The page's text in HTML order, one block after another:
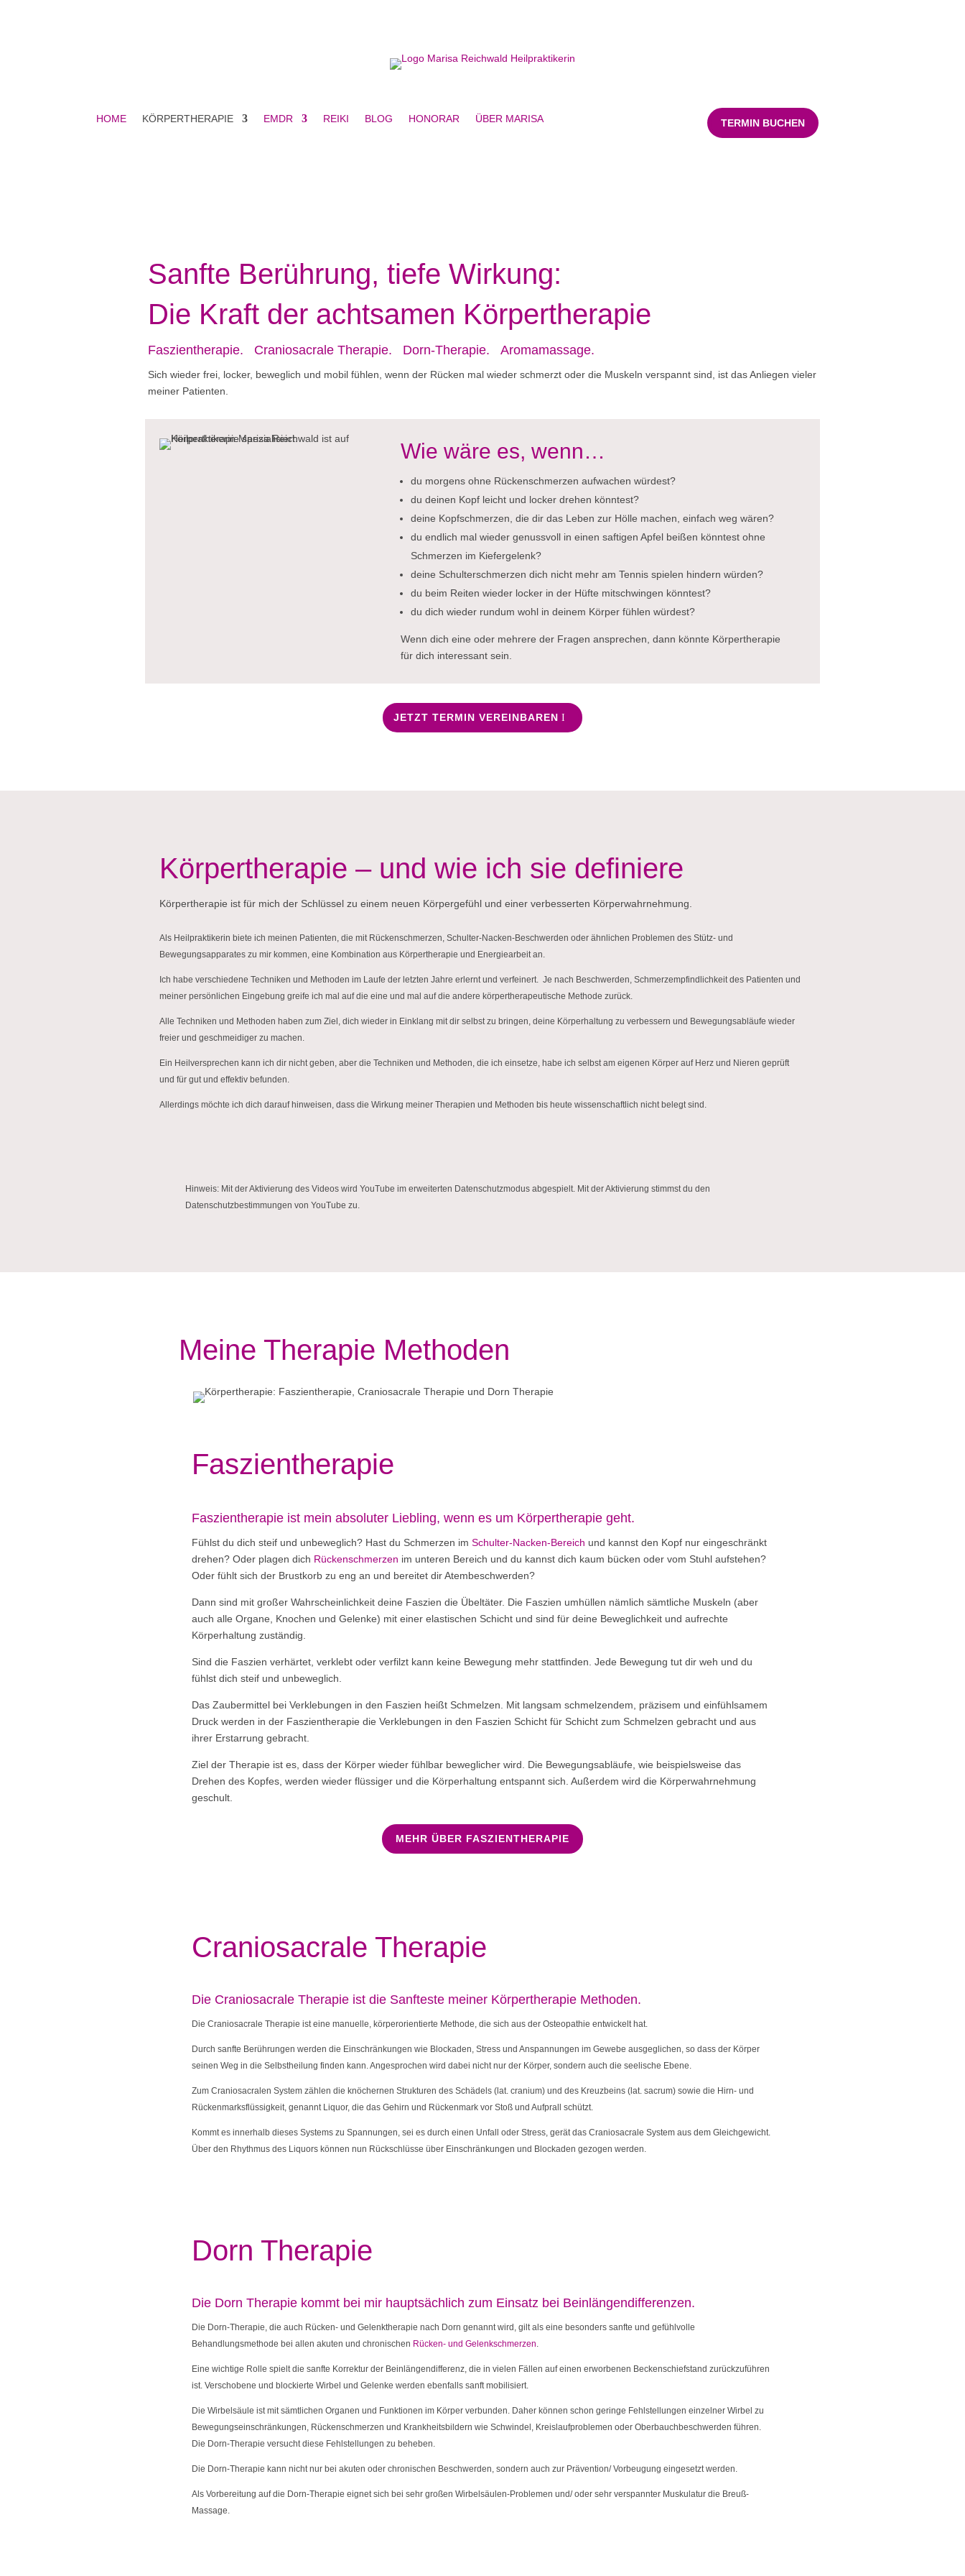
HOME KÖRPERTHERAPIE EMDR REIKI BLOG HONORAR ÜBER MARISA TERMIN BUCHEN
Sanfte Berührung, tiefe Wirkung:
Die Kraft der achtsamen Körpertherapie
Faszientherapie. Craniosacrale Therapie. Dorn-Therapie. Aromamassage.
Sich wieder frei, locker, beweglich und mobil fühlen, wenn der Rücken mal wieder schmerzt oder die Muskeln verspannt sind, ist das Anliegen vieler
meiner Patienten.
Wie wäre es, wenn…
du morgens ohne Rückenschmerzen aufwachen würdest?
du deinen Kopf leicht und locker drehen könntest?
deine Kopfschmerzen, die dir das Leben zur Hölle machen, einfach weg wären?
du endlich mal wieder genussvoll in einen saftigen Apfel beißen könntest ohne
Schmerzen im Kiefergelenk?
deine Schulterschmerzen dich nicht mehr am Tennis spielen hindern würden?
du beim Reiten wieder locker in der Hüfte mitschwingen könntest?
du dich wieder rundum wohl in deinem Körper fühlen würdest?
Wenn dich eine oder mehrere der Fragen ansprechen, dann könnte Körpertherapie
für dich interessant sein.
JETZT TERMIN VEREINBAREN
Körpertherapie – und wie ich sie definiere
Körpertherapie ist für mich der Schlüssel zu einem neuen Körpergefühl und einer verbesserten Körperwahrnehmung.
Als Heilpraktikerin biete ich meinen Patienten, die mit Rückenschmerzen, Schulter-Nacken-Beschwerden oder ähnlichen Problemen des Stütz- und
Bewegungsapparates zu mir kommen, eine Kombination aus Körpertherapie und Energiearbeit an.
Ich habe verschiedene Techniken und Methoden im Laufe der letzten Jahre erlernt und verfeinert. Je nach Beschwerden, Schmerzempfindlichkeit des Patienten und
meiner persönlichen Eingebung greife ich mal auf die eine und mal auf die andere körpertherapeutische Methode zurück.
Alle Techniken und Methoden haben zum Ziel, dich wieder in Einklang mit dir selbst zu bringen, deine Körperhaltung zu verbessern und Bewegungsabläufe wieder
freier und geschmeidiger zu machen.
Ein Heilversprechen kann ich dir nicht geben, aber die Techniken und Methoden, die ich einsetze, habe ich selbst am eigenen Körper auf Herz und Nieren geprüft
und für gut und effektiv befunden.
Allerdings möchte ich dich darauf hinweisen, dass die Wirkung meiner Therapien und Methoden bis heute wissenschaftlich nicht belegt sind.
Sie sehen gerade einen Platzhalterinhalt vonYouTube. Um auf den eigentlichen Inhalt
zuzugreifen, klicken Sie auf die Schaltfläche unten. Bitte beachten Sie, dass dabei Daten an
Hinweis: Mit der Aktivierung des Videos wird YouTube im erweiterten Datenschutzmodus abgespielt. Mit der Aktivierung stimmst du den
Datenschutzbestimmungen von YouTube zu.
Meine Therapie Methoden
Faszientherapie
Faszientherapie ist mein absoluter Liebling, wenn es um Körpertherapie geht.
Fühlst du dich steif und unbeweglich? Hast du Schmerzen im Schulter-Nacken-Bereich und kannst den Kopf nur eingeschränkt
drehen? Oder plagen dich Rückenschmerzen im unteren Bereich und du kannst dich kaum bücken oder vom Stuhl aufstehen?
Oder fühlt sich der Brustkorb zu eng an und bereitet dir Atembeschwerden?
Dann sind mit großer Wahrscheinlichkeit deine Faszien die Übeltäter. Die Faszien umhüllen nämlich sämtliche Muskeln (aber
auch alle Organe, Knochen und Gelenke) mit einer elastischen Schicht und sind für deine Beweglichkeit und aufrechte
Körperhaltung zuständig.
Sind die Faszien verhärtet, verklebt oder verfilzt kann keine Bewegung mehr stattfinden. Jede Bewegung tut dir weh und du
fühlst dich steif und unbeweglich.
Das Zaubermittel bei Verklebungen in den Faszien heißt Schmelzen. Mit langsam schmelzendem, präzisem und einfühlsamem
Druck werden in der Faszientherapie die Verklebungen in den Faszien Schicht für Schicht zum Schmelzen gebracht und aus
ihrer Erstarrung gebracht.
Ziel der Therapie ist es, dass der Körper wieder fühlbar beweglicher wird. Die Bewegungsabläufe, wie beispielsweise das
Drehen des Kopfes, werden wieder flüssiger und die Körperhaltung entspannt sich. Außerdem wird die Körperwahrnehmung
geschult.
MEHR ÜBER FASZIENTHERAPIE
Craniosacrale Therapie
Die Craniosacrale Therapie ist die Sanfteste meiner Körpertherapie Methoden.
Die Craniosacrale Therapie ist eine manuelle, körperorientierte Methode, die sich aus der Osteopathie entwickelt hat.
Durch sanfte Berührungen werden die Einschränkungen wie Blockaden, Stress und Anspannungen im Gewebe ausgeglichen, so dass der Körper
seinen Weg in die Selbstheilung finden kann. Angesprochen wird dabei nicht nur der Körper, sondern auch die seelische Ebene.
Zum Craniosacralen System zählen die knöchernen Strukturen des Schädels (lat. cranium) und des Kreuzbeins (lat. sacrum) sowie die Hirn- und
Rückenmarksflüssigkeit, genannt Liquor, die das Gehirn und Rückenmark vor Stoß und Aufprall schützt.
Kommt es innerhalb dieses Systems zu Spannungen, sei es durch einen Unfall oder Stress, gerät das Craniosacrale System aus dem Gleichgewicht.
Über den Rhythmus des Liquors können nun Rückschlüsse über Einschränkungen und Blockaden gezogen werden.
Dorn Therapie
Die Dorn Therapie kommt bei mir hauptsächlich zum Einsatz bei Beinlängendifferenzen.
Die Dorn-Therapie, die auch Rücken- und Gelenktherapie nach Dorn genannt wird, gilt als eine besonders sanfte und gefühlvolle
Behandlungsmethode bei allen akuten und chronischen Rücken- und Gelenkschmerzen.
Eine wichtige Rolle spielt die sanfte Korrektur der Beinlängendifferenz, die in vielen Fällen auf einen erworbenen Beckenschiefstand zurückzuführen
ist. Verschobene und blockierte Wirbel und Gelenke werden ebenfalls sanft mobilisiert.
Die Wirbelsäule ist mit sämtlichen Organen und Funktionen im Körper verbunden. Daher können schon geringe Fehl­stel­lungen einzelner Wirbel zu
Bewegungs­einschränkungen, Rückenschmerzen und Krankheits­bildern wie Schwindel, Kreislaufproblemen oder Oberbauchbeschwerden führen.
Die Dorn-Therapie versucht diese Fehlstellungen zu beheben.
Die Dorn-Therapie kann nicht nur bei akuten oder chronischen Beschwerden, sondern auch zur Prävention/ Vorbeugung eingesetzt werden.
Als Vorbereitung auf die Dorn-Therapie eignet sich bei sehr großen Wirbelsäulen-Problemen und/ oder sehr verspannter Muskulatur die Breuß-
Massage.